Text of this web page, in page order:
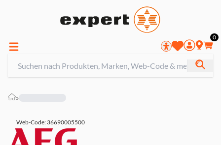
0
»
Web-Code: 36690005500